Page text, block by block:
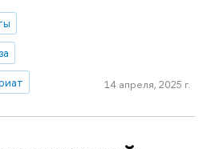
14 апреля, 2025 г.